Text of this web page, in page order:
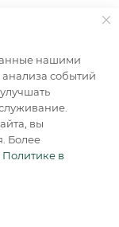
любые
бессрочно
по адресу
нашими
событий
вы
Более
Политике в